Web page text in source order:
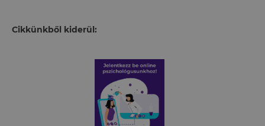
Cikkünkből kiderül: